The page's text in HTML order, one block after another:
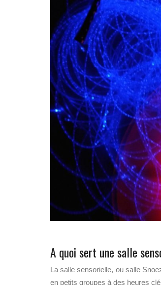
A quoi sert une salle
La salle sensorielle, ou salle
en petits groupes à des heures